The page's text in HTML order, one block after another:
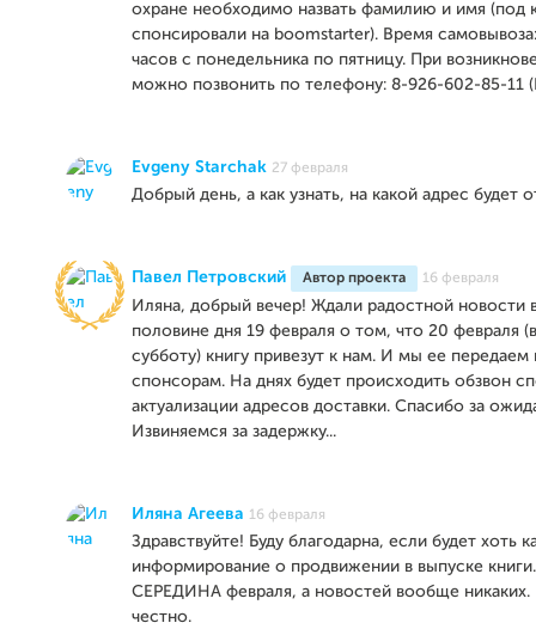
охране необходимо назвать фамилию и имя (под
спонсировали на boomstarter). Время
часов с понедельника по пятницу. При
можно позвонить по телефону: 8-926-602-85-11
Evgeny Starchak 27 февраля
Добрый день, а как узнать, на какой адрес будет
Павел Петровский Автор проекта 16 февраля
Иляна, добрый вечер! Ждали радостной новости
половине дня 19 февраля о том, что 20 февраля
субботу) книгу привезут к нам. И мы ее передаем
спонсорам. На днях будет происходить обзвон
актуализации адресов доставки. Спасибо за
Извиняемся за задержку...
Иляна Агеева 16 февраля
Здравствуйте! Буду благодарна, если будет хоть
информирование о продвижении в выпуске
СЕРЕДИНА февраля, а новостей вообще никаких.
честно.